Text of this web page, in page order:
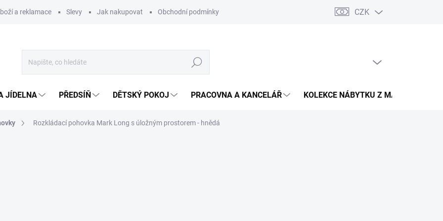
a reklamace Slevy Jak nakupovat Obchodní podmínky Podmínky ochrany osobních údajů Pojištění zásilky
CZK
Hledat
JÍDELNA PŘEDSÍŇ DĚTSKÝ POKOJ PRACOVNA A KANCELÁŘ KOLEKCE NÁBYTKU Z MASIVU
Rozkládací pohovka Mark Long s úložným prostorem - hnědá